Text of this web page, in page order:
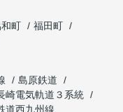
町
福田町
島原鉄道
崎電気軌道３系統
道西九州線